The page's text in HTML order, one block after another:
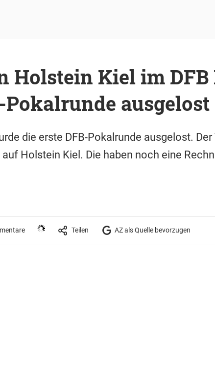
Holstein Kiel im
Pokalrunde ausgelost
die erste DFB-Pokalrunde ausgelost.
Holstein Kiel. Die haben noch eine
Teilen AZ als Quelle bevorzugen